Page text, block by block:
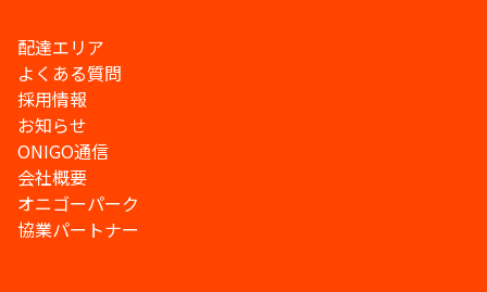
配達エリア
よくある質問
採用情報
お知らせ
ONIGO通信
会社概要
オニゴーパーク
協業パートナー